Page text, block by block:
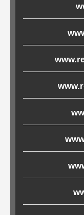
&
Çöp
Tepsi
&